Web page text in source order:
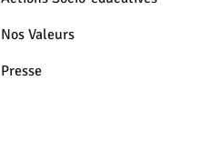
Nos Valeurs
Presse